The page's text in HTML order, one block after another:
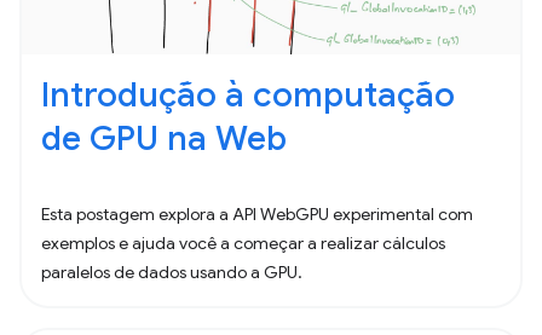
Introdução à computação
de GPU na Web
Esta postagem explora a API WebGPU experimental com
exemplos e ajuda você a começar a realizar cálculos
paralelos de dados usando a GPU.